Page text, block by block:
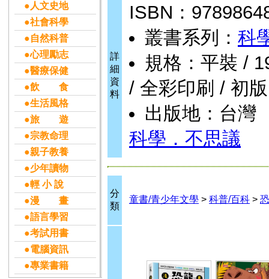
●人文史地
●社會科學
●自然科普
●心理勵志
●醫療保健
●飲 食
●生活風格
●旅 遊
●宗教命理
●親子教養
●少年讀物
●輕 小 說
●漫 畫
●語言學習
●考試用書
●電腦資訊
●專業書籍
詳
細
資
料
ISBN：
叢書系列： 科
規格：平裝 /
/ 全彩印刷 / 初版
出版地：台灣
科學．不思議
分
類
童書/青少年文學 > 科普/百科 >